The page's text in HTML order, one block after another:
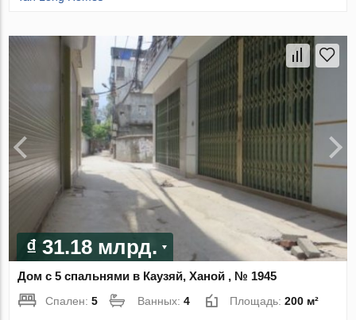
₫ 31.18 млрд.
Дом с 5 спальнями в Каузяй, Ханой , № 1945
Спален:5 Ванных:4 Площадь:200 м²